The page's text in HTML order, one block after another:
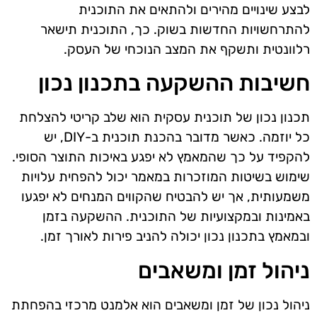
לבצע שינויים מהירים ולהתאים את התוכנית
להתרחשויות החדשות בשוק. כך, התוכנית תישאר
רלוונטית ותשקף את המצב הנוכחי של העסק.
חשיבות ההשקעה בתכנון נכון
תכנון נכון של תוכנית עסקית הוא שלב קריטי להצלחת
כל יוזמה. כאשר מדובר בהכנת תוכנית ב-DIY, יש
להקפיד על כך שהמאמץ לא יפגע באיכות התוצר הסופי.
שימוש בשיטות המוזכרות במאמר יכול להפחית עלויות
משמעותית, אך יש להבטיח שהקווים המנחים לא יפגעו
באמינות ובמקצועיות של התוכנית. ההשקעה בזמן
ובמאמץ בתכנון נכון יכולה להניב פירות לאורך זמן.
ניהול זמן ומשאבים
ניהול נכון של זמן ומשאבים הוא אלמנט מרכזי בהפחתת